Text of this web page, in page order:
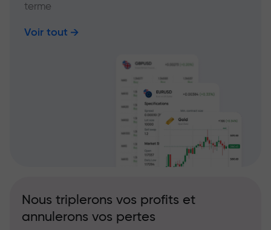
terme
Voir tout
Nous triplerons vos profits et
annulerons vos pertes